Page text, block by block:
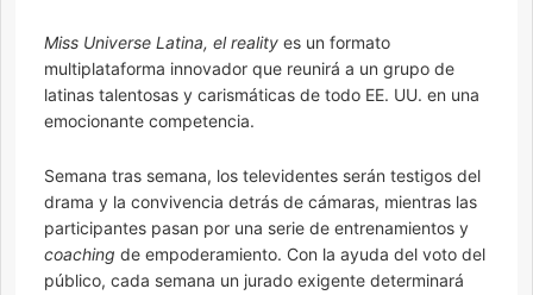
Miss Universe Latina, el reality es un formato
multiplataforma innovador que reunirá a un grupo de
latinas talentosas y carismáticas de todo EE. UU. en una
emocionante competencia.
Semana tras semana, los televidentes serán testigos del
drama y la convivencia detrás de cámaras, mientras las
participantes pasan por una serie de entrenamientos y
coaching de empoderamiento. Con la ayuda del voto del
público, cada semana un jurado exigente determinará